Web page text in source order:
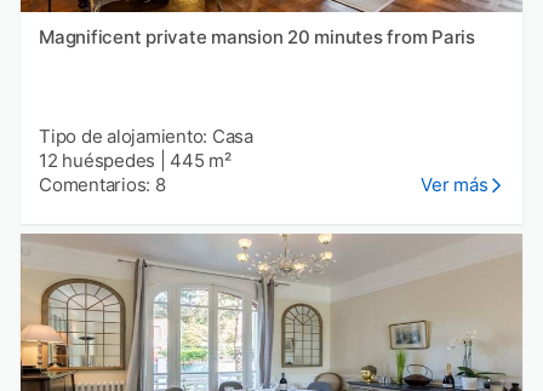
Magnificent private mansion 20 minutes from Paris
Tipo de alojamiento: Casa
12 huéspedes
445 m²
Comentarios: 8
Ver más